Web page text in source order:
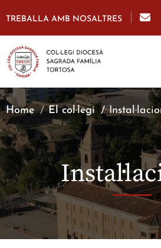
TREBALLA AMB NOSALTRES
Home El col·legi